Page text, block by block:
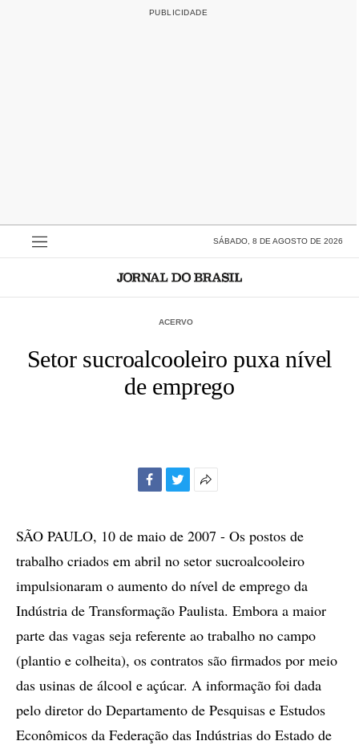
SÁBADO, 8 DE AGOSTO DE 2026
ACERVO
Setor sucroalcooleiro puxa nível
de emprego
compartilhamento
SÃO PAULO, 10 de maio de 2007 - Os postos de
trabalho criados em abril no setor sucroalcooleiro
impulsionaram o aumento do nível de emprego da
Indústria de Transformação Paulista. Embora a maior
parte das vagas seja referente ao trabalho no campo
(plantio e colheita), os contratos são firmados por meio
das usinas de álcool e açúcar. A informação foi dada
pelo diretor do Departamento de Pesquisas e Estudos
Econômicos da Federação das Indústrias do Estado de